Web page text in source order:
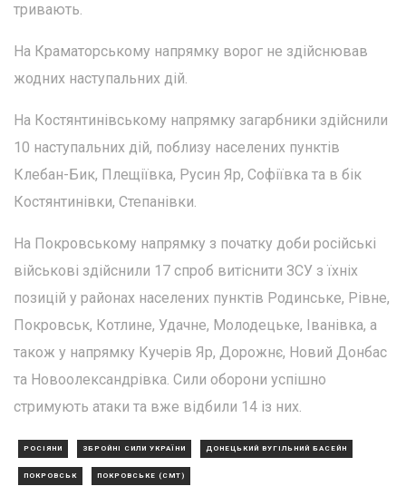
тривають.
На Краматорському напрямку ворог не здійснював
жодних наступальних дій.
На Костянтинівському напрямку загарбники здійснили
10 наступальних дій, поблизу населених пунктів
Клебан-Бик, Плещіївка, Русин Яр, Софіївка та в бік
Костянтинівки, Степанівки.
На Покровському напрямку з початку доби російські
військові здійснили 17 спроб витіснити ЗСУ з їхніх
позицій у районах населених пунктів Родинське, Рівне,
Покровськ, Котлине, Удачне, Молодецьке, Іванівка, а
також у напрямку Кучерів Яр, Дорожнє, Новий Донбас
та Новоолександрівка. Сили оборони успішно
стримують атаки та вже відбили 14 із них.
РОСІЯНИ ЗБРОЙНІ СИЛИ УКРАЇНИ ДОНЕЦЬКИЙ ВУГІЛЬНИЙ БАСЕЙН
ПОКРОВСЬК ПОКРОВСЬКЕ (СМТ)